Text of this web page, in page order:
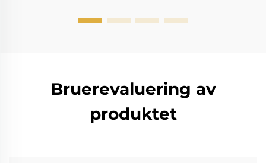
Bruerevaluering av
produktet